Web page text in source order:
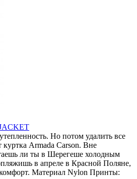
Но потом удалить все
Armada Carson. Вне
ли ты в Шерегеше холодным
в апреле в Красной Поляне,
Материал Nylon Принты: